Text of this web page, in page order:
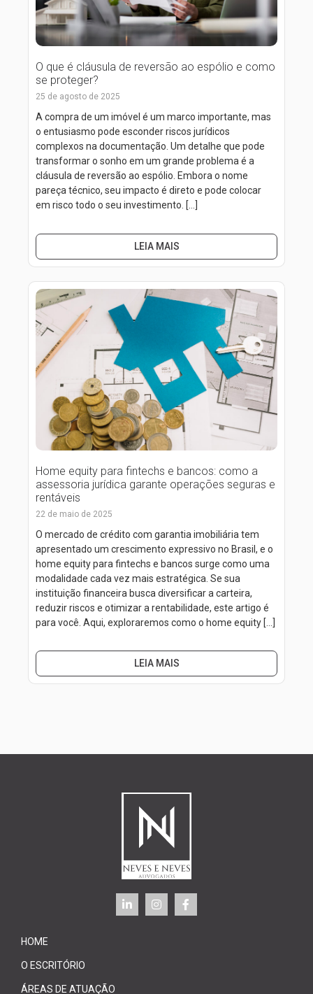
O que é cláusula de reversão ao espólio e como
se proteger?
25 de agosto de 2025
A compra de um imóvel é um marco importante, mas
o entusiasmo pode esconder riscos jurídicos
complexos na documentação. Um detalhe que pode
transformar o sonho em um grande problema é a
cláusula de reversão ao espólio. Embora o nome
pareça técnico, seu impacto é direto e pode colocar
em risco todo o seu investimento. […]
LEIA MAIS
Home equity para fintechs e bancos: como a
assessoria jurídica garante operações seguras e
rentáveis
22 de maio de 2025
O mercado de crédito com garantia imobiliária tem
apresentado um crescimento expressivo no Brasil, e o
home equity para fintechs e bancos surge como uma
modalidade cada vez mais estratégica. Se sua
instituição financeira busca diversificar a carteira,
reduzir riscos e otimizar a rentabilidade, este artigo é
para você. Aqui, exploraremos como o home equity […]
LEIA MAIS
HOME
O ESCRITÓRIO
ÁREAS DE ATUAÇÃO